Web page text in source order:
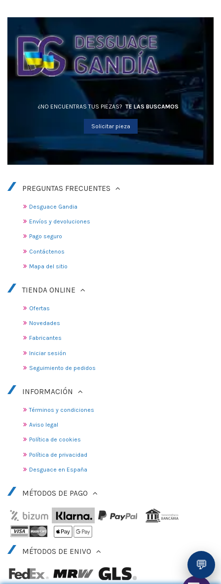
¿NO ENCUENTRAS TUS PIEZAS? TE LAS BUSCAMOS
Solicitar pieza
PREGUNTAS FRECUENTES
Desguace Gandia
Envíos y devoluciones
Pago seguro
Contáctenos
Mapa del sitio
TIENDA ONLINE
Ofertas
Novedades
Fabricantes
Iniciar sesión
Seguimiento de pedidos
INFORMACIÓN
Términos y condiciones
Aviso legal
Política de cookies
Política de privacidad
Desguace en España
MÉTODOS DE PAGO
MÉTODOS DE ENIVO
💬